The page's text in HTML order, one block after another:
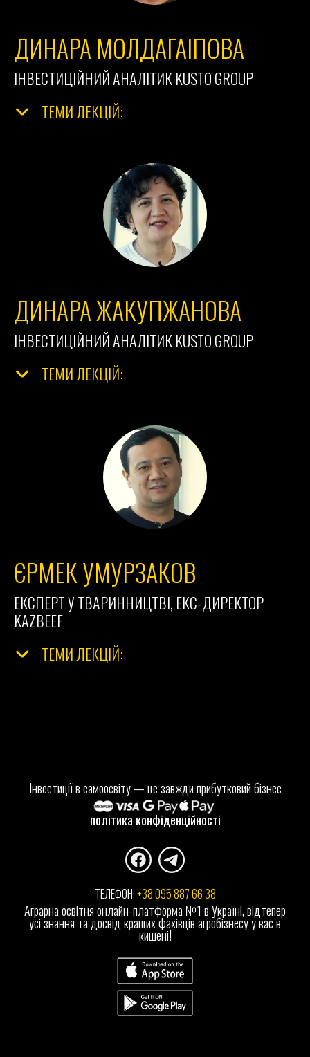
ДИНАРА МОЛДАГАІПОВА
ІНВЕСТИЦІЙНИЙ АНАЛІТИКKUSTO GROUP
ТЕМИ ЛЕКЦІЙ:
ДИНАРА ЖАКУПЖАНОВА
ІНВЕСТИЦІЙНИЙ АНАЛІТИКKUSTO GROUP
ТЕМИ ЛЕКЦІЙ:
ЄРМЕК УМУРЗАКОВ
ЕКСПЕРТ У ТВАРИННИЦТВІ, ЕКС-ДИРЕКТОР
KAZBEEF
ТЕМИ ЛЕКЦІЙ:
Інвестиції в самоосвіту — це завжди прибутковий бізнес
політика конфіденційності
ТЕЛЕФОН: +38 095 887 66 38
Аграрна освітня онлайн-платформа №1 в Україні, відтепер
усі знання та досвід кращих фахівців агробізнесу у вас в
кишені!